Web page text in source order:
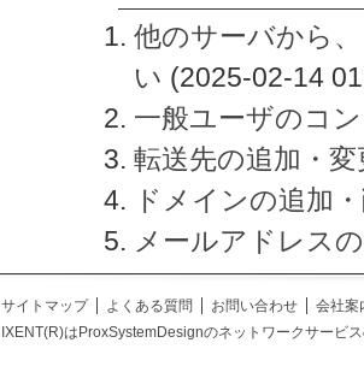
他のサーバから
い (2025-02-14
一般ユーザのコ
転送先の追加・
ドメインの追加
メールアドレス
サイトマップ よくある質問 お問い合わせ
会社案
IXENT(R)はProxSystemDesignのネットワークサービ